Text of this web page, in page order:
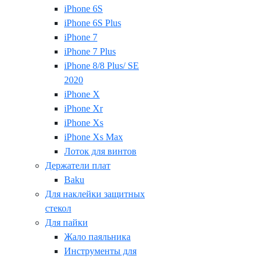
iPhone 6S
iPhone 6S Plus
iPhone 7
iPhone 7 Plus
iPhone 8/8 Plus/ SE
2020
iPhone X
iPhone Xr
iPhone Xs
iPhone Xs Max
Лоток для винтов
Держатели плат
Baku
Для наклейки защитных
стекол
Для пайки
Жало паяльника
Инструменты для